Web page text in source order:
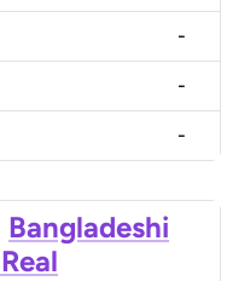
-
-
-
Bangladeshi